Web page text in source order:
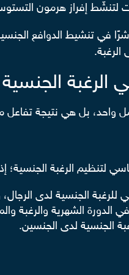
لتنشّط إفراز هرمون
في تنشيط الدوافع
الرغبة الجنسية
واحد، بل هي نتيجة
لتنظيم الرغبة الجنسية؛
للرغبة الجنسية لدى
الدورة الشهرية والرغبة
الجنسية لدى الجنسين.